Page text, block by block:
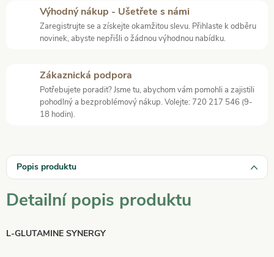
Výhodný nákup - Ušetřete s námi
Zaregistrujte se a získejte okamžitou slevu. Přihlaste k odběru
novinek, abyste nepřišli o žádnou výhodnou nabídku.
Zákaznická podpora
Potřebujete poradit? Jsme tu, abychom vám pomohli a zajistili
pohodlný a bezproblémový nákup. Volejte: 720 217 546 (9-
18 hodin).
Popis produktu
Detailní popis produktu
L-GLUTAMINE SYNERGY